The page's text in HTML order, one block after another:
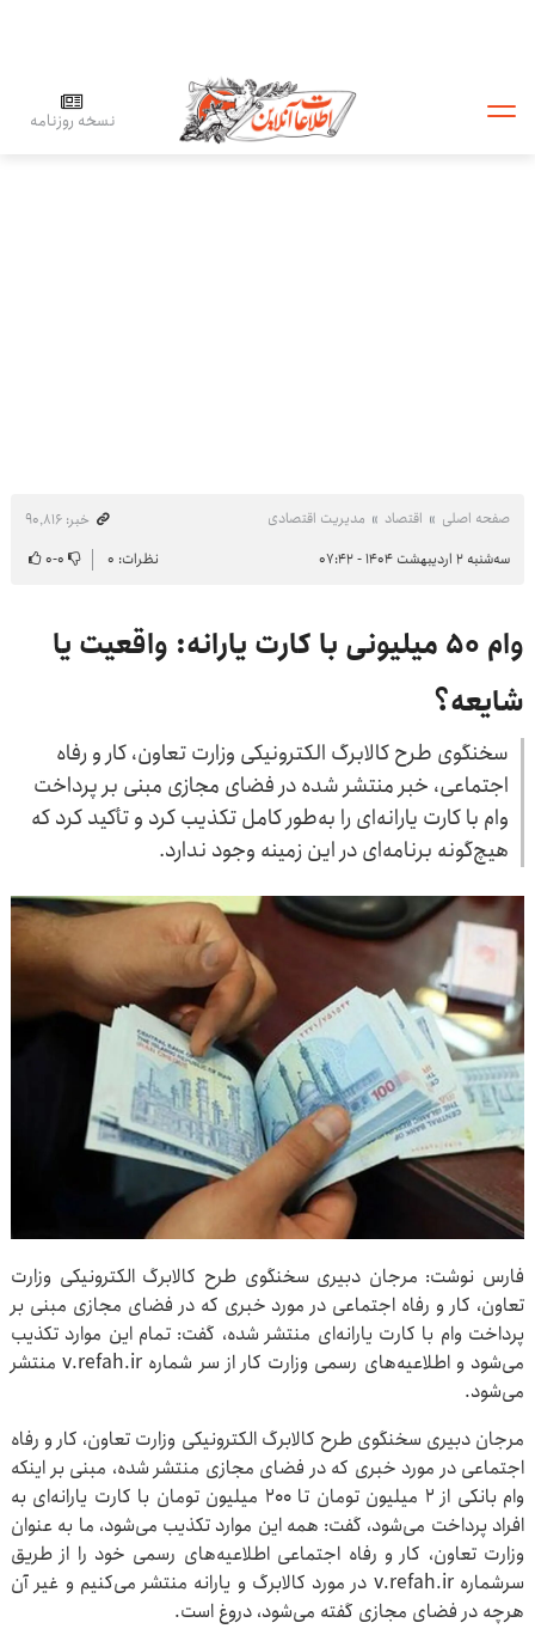
نسخه روزنامه
صفحه اصلی اقتصاد مدیریت اقتصادی
خبر: ۹۰٬۸۱۶
سه‌شنبه ۲ اردیبهشت ۱۴۰۴ - ۰۷:۴۲
نظرات: ۰ ۰-۰
وام ۵۰ میلیونی با کارت یارانه: واقعیت یا
شایعه؟
سخنگوی طرح کالابرگ الکترونیکی وزارت تعاون، کار و رفاه
اجتماعی، خبر منتشر شده در فضای مجازی مبنی بر پرداخت
وام با کارت یارانه‌ای را به‌طور کامل تکذیب کرد و تأکید کرد که
هیچ‌گونه برنامه‌ای در این زمینه وجود ندارد.
فارس نوشت: مرجان دبیری سخنگوی طرح کالابرگ الکترونیکی وزارت
تعاون، کار و رفاه اجتماعی در مورد خبری که در فضای مجازی مبنی بر
پرداخت وام با کارت یارانه‌ای منتشر شده، گفت: تمام این موارد تکذیب
می‌شود و اطلاعیه‌های رسمی وزارت کار از سر شماره v.refah.ir منتشر
می‌شود.
مرجان دبیری سخنگوی طرح کالابرگ الکترونیکی وزارت تعاون، کار و رفاه
اجتماعی در مورد خبری که در فضای مجازی منتشر شده، مبنی بر اینکه
وام بانکی از ۲ میلیون تومان تا ۲۰۰ میلیون تومان با کارت یارانه‌ای به
افراد پرداخت می‌شود، گفت: همه این موارد تکذیب می‌شود، ما به عنوان
وزارت تعاون، کار و رفاه اجتماعی اطلاعیه‌های رسمی خود را از طریق
سرشماره v.refah.ir در مورد کالابرگ و یارانه منتشر می‌کنیم و غیر آن
هرچه در فضای مجازی گفته می‌شود، دروغ است.